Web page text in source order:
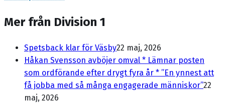
Mer från Division 1
Spetsback klar för Väsby22 maj, 2026
Håkan Svensson avböjer omval * Lämnar posten
som ordförande efter drygt fyra år * ”En ynnest att
få jobba med så många engagerade människor”22
maj, 2026